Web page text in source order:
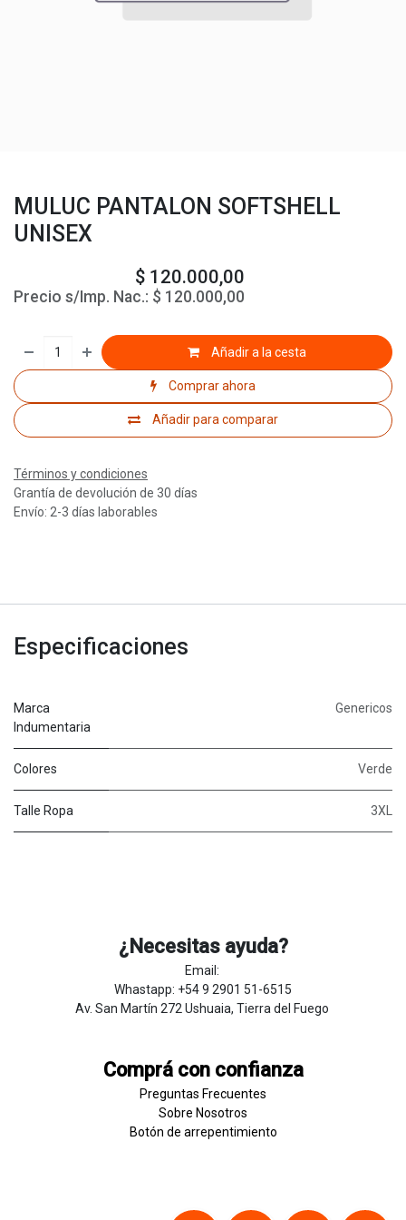
MULUC PANTALON SOFTSHELL
UNISEX
$ 120.000,00
Precio s/Imp. Nac.: $ 120.000,00
Añadir a la cesta
Comprar ahora
Añadir para comparar
Términos y condiciones
Grantía de devolución de 30 días
Envío: 2-3 días laborables
Especificaciones
Marca
Indumentaria
Genericos
Colores Verde
Talle Ropa 3XL
¿Necesitas ayuda?
Email:
Whastapp: +54 9 2901 51-6515
Av. San Martín 272 Ushuaia, Tierra del Fuego
Comprá con confianza
Preguntas Frecuentes
Sobre Nosotros
Botón de ​arrepentim​​​iento